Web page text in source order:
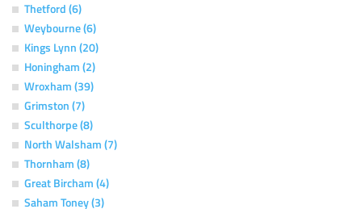
Thetford (6)
Weybourne (6)
Kings Lynn (20)
Honingham (2)
Wroxham (39)
Grimston (7)
Sculthorpe (8)
North Walsham (7)
Thornham (8)
Great Bircham (4)
Saham Toney (3)